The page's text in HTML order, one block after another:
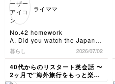
ら、What/How about
ます😉
お店で商品の場所を聞くという
ことで思いだしたのですが
以前にフィリピンのスーパーで
店員さんに場所を聞いたのです
が
私の英語が通じてなかったのか
店員さんが適当だったのか
全然違う場所を教えてくれまし
た
はないということの例で
タスクが完了できている
ということも往々にして
あるんですよね。もし一
度のやり取りで通じなく
ても、目的が達成される
までまた次のやりとりが
あるので。言葉を学ぶと
ライママ
No.42 homework
A. Did you watch the Japan-
Brazill match ?
B. Yes, i did.
A. Japan lost.
B. Year, I'm really
disappointed.But when I saw
暮らし 2026/07/02
40代からのリスタート英会話 〜
2ヶ月で”海外旅行をもっと楽し